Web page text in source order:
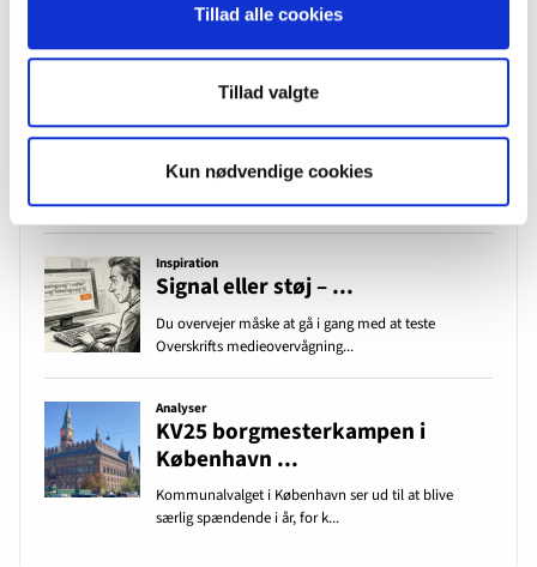
Tillad alle cookies
Tillad valgte
Kun nødvendige cookies